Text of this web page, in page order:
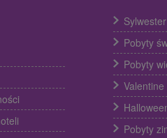
Sylwester
Pobyty
Pobyty
Pobyty